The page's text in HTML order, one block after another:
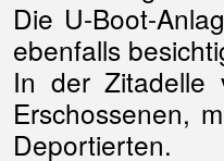
Die U-Boot-
ebenfalls
In der Zitadelle
Erschossenen,
Deportierten.